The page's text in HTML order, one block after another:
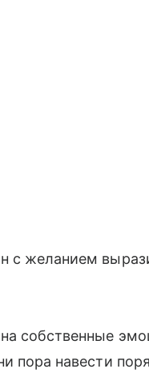
с желанием
собственные
пора навести